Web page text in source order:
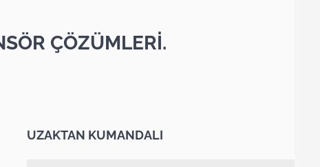
ÇÖZÜMLERİ.
UZAKTAN KUMANDALI